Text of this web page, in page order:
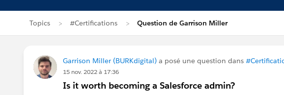
Topics #Certifications Question de Garrison Miller
Garrison Miller (BURKdigital) a posé une question dans
15 nov. 2022 à 17:36
Is it worth becoming a Salesforce admin?